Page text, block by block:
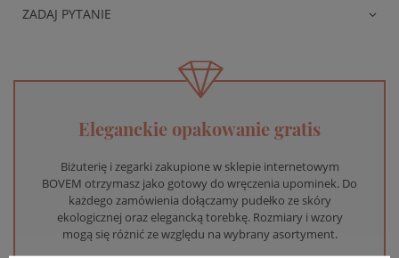
ZADAJ PYTANIE
Eleganckie opakowanie gratis
Biżuterię i zegarki zakupione w sklepie internetowym
BOVEM otrzymasz jako gotowy do wręczenia upominek. Do
każdego zamówienia dołączamy pudełko ze skóry
ekologicznej oraz elegancką torebkę. Rozmiary i wzory
mogą się różnić ze względu na wybrany asortyment.